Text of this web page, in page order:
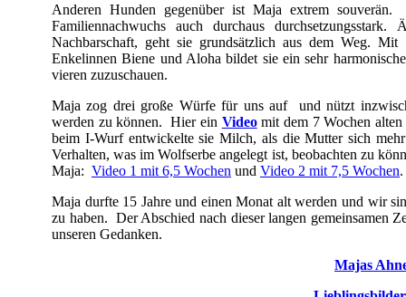
Anderen Hunden gegenüber ist Maja extrem
Familiennachwuchs auch durchaus
Nachbarschaft, geht sie grundsätzlich aus dem Weg.
Enkelinnen Biene und Aloha bildet sie ein sehr
vieren zuzuschauen.
Maja zog drei große Würfe für uns auf und nützt
werden zu können. Hier ein Videomit dem 7 Wochen
beim I-Wurf entwickelte sie Milch, als die Mutter sich
Verhalten, was im Wolfserbe angelegt ist, beobachten zu
Maja: Video 1 mit 6,5 Wochen und Video 2 mit 7,5 Wochen.
Maja durfte 15 Jahre und einen Monat alt werden und wir
zu haben. Der Abschied nach dieser langen gemeinsamen
unseren Gedanken.
Majas